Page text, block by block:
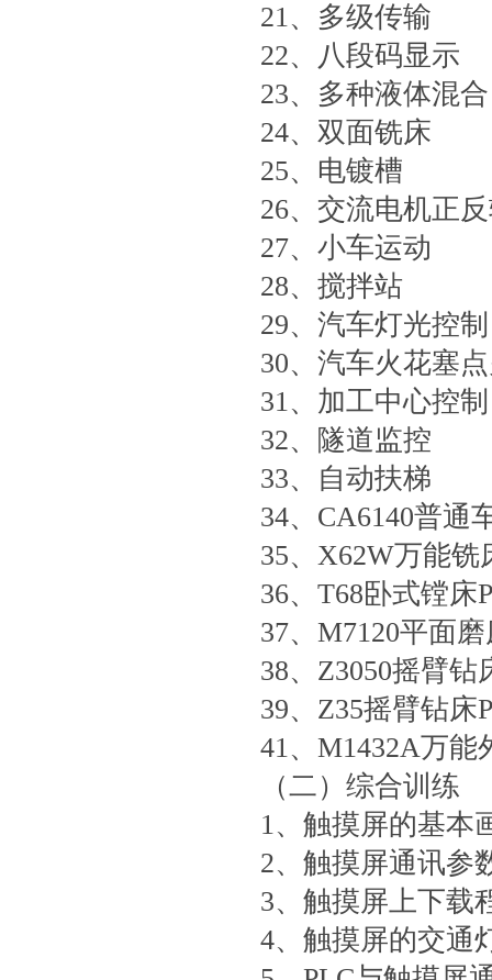
21、多级传输
22、八段码显示
23、多种液体混合
24、双面铣床
25、电镀槽
26、交流电机正
27、小车运动
28、搅拌站
29、汽车灯光控制
30、汽车火花塞
31、加工中心控制
32、隧道监控
33、自动扶梯
34、CA6140普通
35、X62W万能铣
36、T68卧式镗床
37、M7120平面
38、Z3050摇臂钻
39、Z35摇臂钻床
41、M1432A万能
（二）综合训练
1、触摸屏的基本
2、触摸屏通讯参
3、触摸屏上下载
4、触摸屏的交通